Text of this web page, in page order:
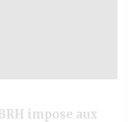
impose aux